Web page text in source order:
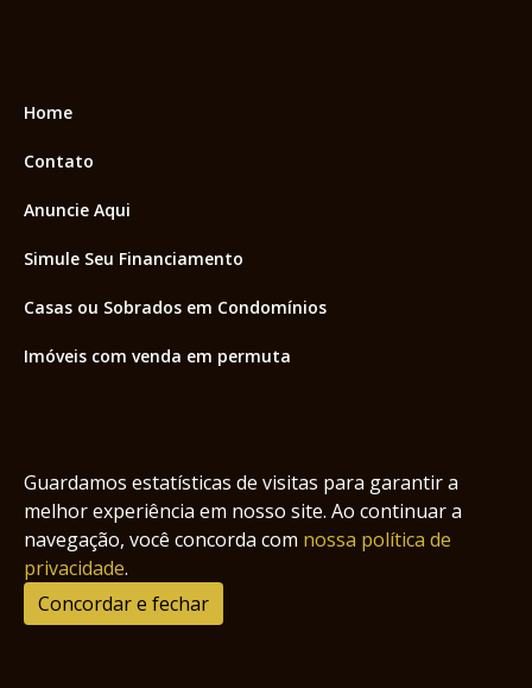
Guardamos estatísticas de visitas para garantir a
melhor experiência em nosso site. Ao continuar a
navegação, você concorda com nossa política de
privacidade.
Concordar e fechar
Home
Contato
Anuncie Aqui
Simule Seu Financiamento
Casas ou Sobrados em Condomínios
Imóveis com venda em permuta
Casa com piscina
Apartamento com piscina
Condomínio fechado